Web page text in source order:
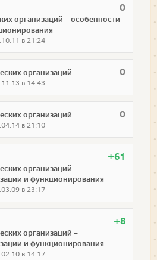
0
организаций – особенности
в 21:24
0
организаций
в 14:43
0
организаций
в 21:10
+61
организаций –
и функционирования
в 23:17
+8
организаций –
и функционирования
в 14:17